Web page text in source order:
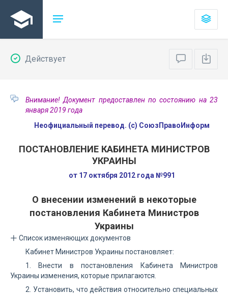
Действует
Внимание! Документ предоставлен по состоянию на 23
января 2019 года
Неофициальный перевод. (с) СоюзПравоИнформ
ПОСТАНОВЛЕНИЕ КАБИНЕТА МИНИСТРОВ
УКРАИНЫ
от 17 октября 2012 года №991
О внесении изменений в некоторые
постановления Кабинета Министров
Украины
Список изменяющих документов
Кабинет Министров Украины постановляет:
1. Внести в постановления Кабинета Министров
Украины изменения, которые прилагаются.
2. Установить, что действия относительно специальных